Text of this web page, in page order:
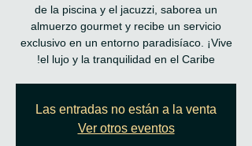
de la piscina y el jacuzzi, saborea un
almuerzo gourmet y recibe un servicio
exclusivo en un entorno paradisíaco. ¡Vive
el lujo y la tranquilidad en el Caribe!
Las entradas no están a la venta
Ver otros eventos